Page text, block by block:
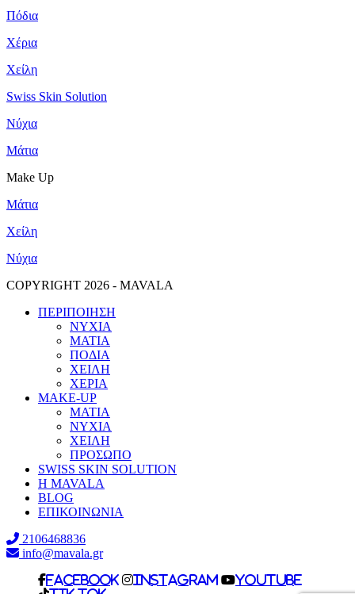
Πόδια
Χέρια
Χείλη
Swiss Skin Solution
Νύχια
Mάτια
Make Up
Mάτια
Χείλη
Νύχια
COPYRIGHT 2026 - MAVALA
ΠΕΡΙΠΟΙΗΣΗ
ΝΥΧΙΑ
ΜΑΤΙΑ
ΠΟΔΙΑ
ΧΕΙΛΗ
ΧΕΡΙΑ
MAKE-UP
ΜΑΤΙΑ
NYXIA
ΧΕΙΛΗ
ΠΡΟΣΩΠΟ
SWISS SKIN SOLUTION
H MAVALA
BLOG
ΕΠΙΚΟΙΝΩΝΙΑ
2106468836
info@mavala.gr
facebook Instagram
Youtube